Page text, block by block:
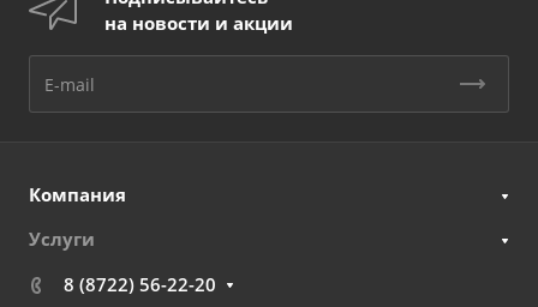
на новости и акции
Компания
Услуги
8 (8722) 56-22-20